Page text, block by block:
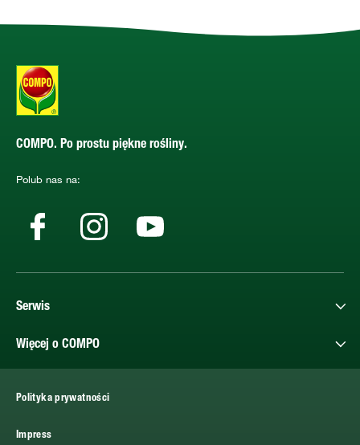
COMPO. Po prostu piękne rośliny.
Polub nas na:
Serwis
Więcej o COMPO
Polityka prywatności
Impress